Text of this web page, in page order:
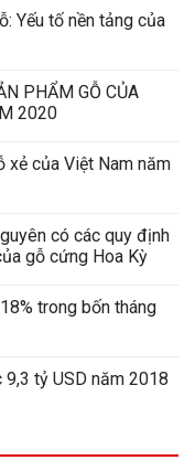
Yếu tố nền tảng của
PHẨM GỖ CỦA
2020
xẻ của Việt Nam năm
có các quy định
gỗ cứng Hoa Kỳ
trong bốn tháng
tỷ USD năm 2018